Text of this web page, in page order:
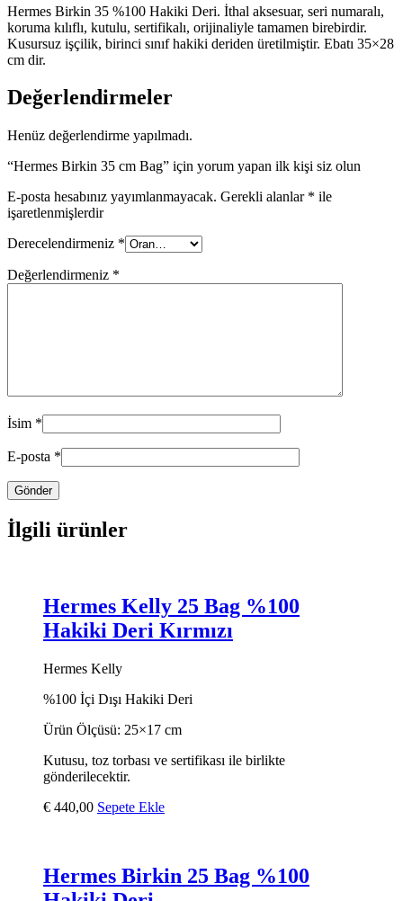
Hermes Birkin 35 %100 Hakiki Deri. İthal aksesuar, seri numaralı,
koruma kılıflı, kutulu, sertifikalı, orijinaliyle tamamen birebirdir.
Kusursuz işçilik, birinci sınıf hakiki deriden üretilmiştir. Ebatı 35×28
cm dir.
Değerlendirmeler
Henüz değerlendirme yapılmadı.
“Hermes Birkin 35 cm Bag” için yorum yapan ilk kişi siz olun
E-posta hesabınız yayımlanmayacak. Gerekli alanlar * ile
işaretlenmişlerdir
Derecelendirmeniz *
Değerlendirmeniz *
İsim *
E-posta *
İlgili ürünler
Hermes Kelly 25 Bag %100
Hakiki Deri Kırmızı
Hermes Kelly
%100 İçi Dışı Hakiki Deri
Ürün Ölçüsü: 25×17 cm
Kutusu, toz torbası ve sertifikası ile birlikte
gönderilecektir.
€ 440,00 Sepete Ekle
Hermes Birkin 25 Bag %100